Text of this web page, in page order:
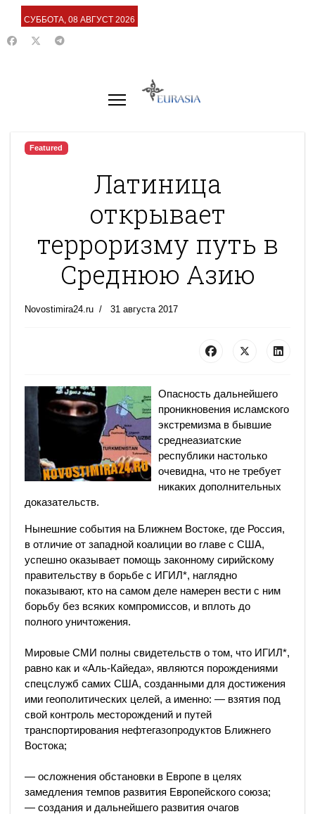
СУББОТА, 08 АВГУСТ 2026
Featured
Латиница
открывает
терроризму путь в
Среднюю Азию
Novostimira24.ru 31 августа 2017
Опасность дальнейшего
проникновения исламского
экстремизма в бывшие
среднеазиатские
республики настолько
очевидна, что не требует
никаких дополнительных
доказательств.
Нынешние события на Ближнем Востоке, где Россия,
в отличие от западной коалиции во главе с США,
успешно оказывает помощь законному сирийскому
правительству в борьбе с ИГИЛ*, наглядно
показывают, кто на самом деле намерен вести с ним
борьбу без всяких компромиссов, и вплоть до
полного уничтожения.
Мировые СМИ полны свидетельств о том, что ИГИЛ*,
равно как и «Аль-Кайеда», являются порождениями
спецслужб самих США, созданными для достижения
ими геополитических целей, а именно: — взятия под
свой контроль месторождений и путей
транспортирования нефтегазопродуктов Ближнего
Востока;
— осложнения обстановки в Европе в целях
замедления темпов развития Европейского союза;
— создания и дальнейшего развития очагов